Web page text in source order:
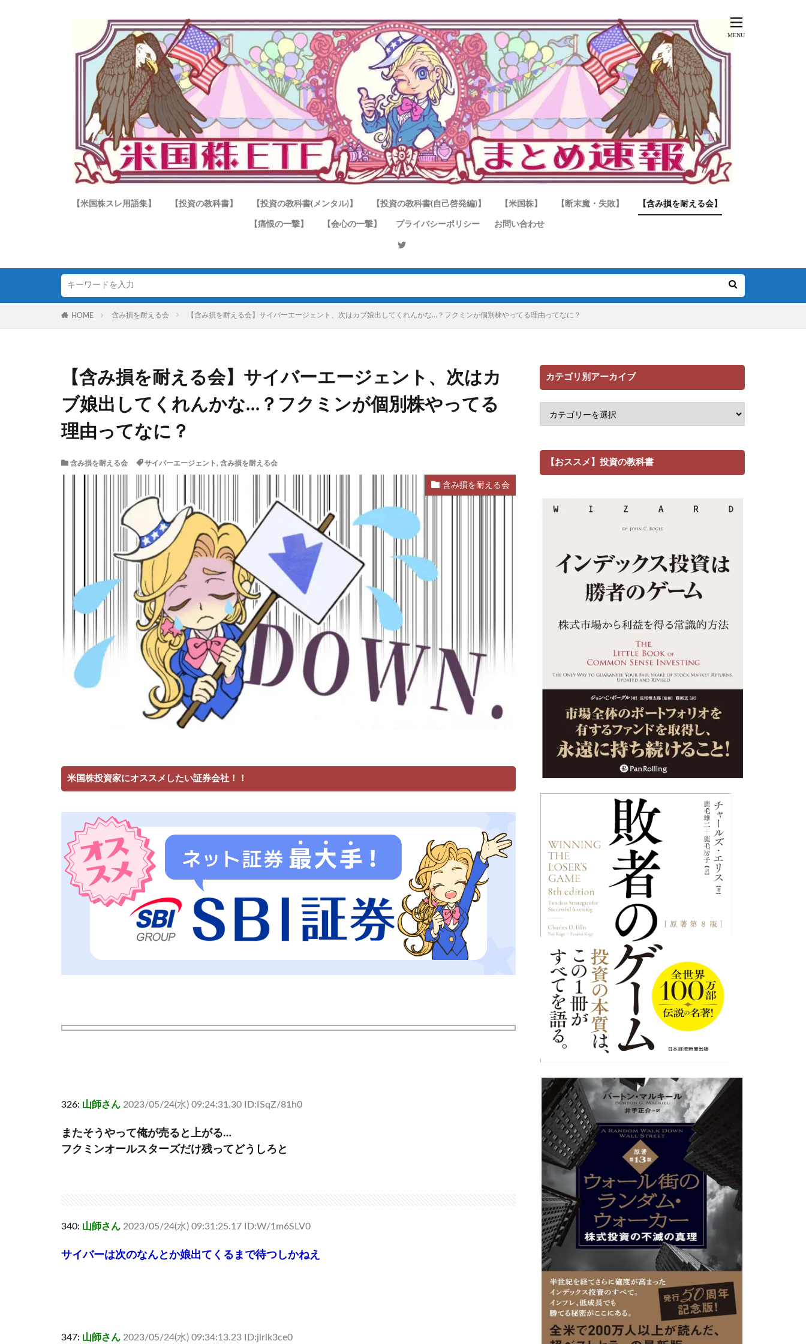
【米国株スレ用語集】 【投資の教科書】 【投資の教科書(メンタル)】 【投資の教科書(自己啓発編)】 【米国株】 【断末魔・失敗】 【含み損を耐える会】
【痛恨の一撃】 【会心の一撃】 プライバシーポリシー お問い合わせ
HOME 含み損を耐える会 【含み損を耐える会】サイバーエージェント、次はカブ娘出してくれんかな…？フクミンが個別株やってる理由ってなに？
【含み損を耐える会】サイバーエージェント、次はカ
ブ娘出してくれんかな…？フクミンが個別株やってる
理由ってなに？
含み損を耐える会 サイバーエージェント, 含み損を耐える会
含み損を耐える会
米国株投資家にオススメしたい証券会社！！
326: 山師さん 2023/05/24(水) 09:24:31.30 ID:ISqZ/81h0
またそうやって俺が売ると上がる…
フクミンオールスターズだけ残ってどうしろと
340: 山師さん 2023/05/24(水) 09:31:25.17 ID:W/1m6SLV0
サイバーは次のなんとか娘出てくるまで待つしかねえ
347: 山師さん 2023/05/24(水) 09:34:13.23 ID:jlrlk3ce0
カテゴリ別アーカイブ
【おススメ】投資の教科書